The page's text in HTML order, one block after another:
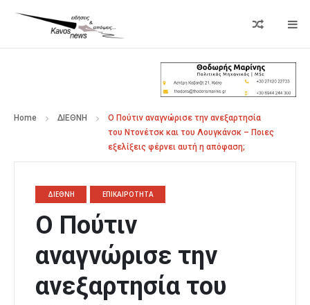
Home ΔΙΕΘΝΗ
Ο Πούτιν αναγνώρισε την ανεξαρτησία
του Ντονέτσκ και του Λουγκάνσκ – Ποιες
εξελίξεις φέρνει αυτή η απόφαση;
ΔΙΕΘΝΗ ΕΠΙΚΑΙΡΟΤΗΤΑ
Ο Πούτιν
αναγνώρισε την
ανεξαρτησία του